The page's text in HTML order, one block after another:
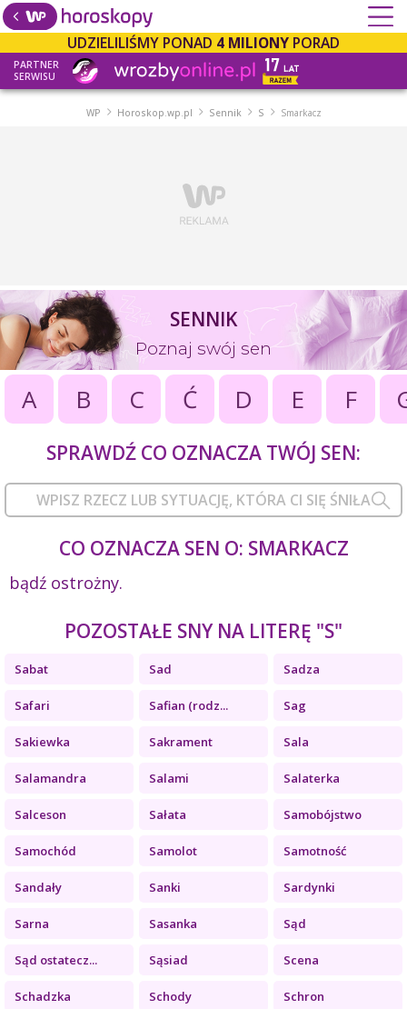
UDZIELILIŚMY PONAD 4 MILIONY PORAD
PARTNER
SERWISU
WP Horoskop.wp.pl Sennik S Smarkacz
SENNIK
Poznaj swój sen
A B C Ć D E F
SPRAWDŹ CO OZNACZA TWÓJ SEN:
CO OZNACZA SEN O: SMARKACZ
bądź ostrożny.
POZOSTAŁE SNY NA LITERĘ "S"
Sabat Sad Sadza
Safari Safian (rodz... Sag
Sakiewka Sakrament Sala
Salamandra Salami Salaterka
Salceson Sałata Samobójstwo
Samochód Samolot Samotność
Sandały Sanki Sardynki
Sarna Sasanka Sąd
Sąd ostatecz... Sąsiad Scena
Schadzka Schody Schron